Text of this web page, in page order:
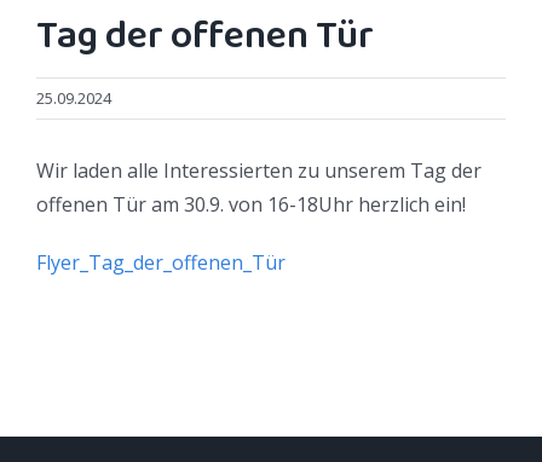
Tag der offenen Tür
25.09.2024
Wir laden alle Interessierten zu unserem Tag der
offenen Tür am 30.9. von 16-18Uhr herzlich ein!
Flyer_Tag_der_offenen_Tür